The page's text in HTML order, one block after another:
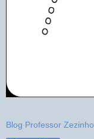
Blog Professor Zezinho